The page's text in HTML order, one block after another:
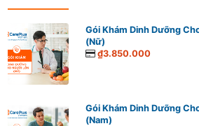
Gói Khám Dinh Dưỡng
(Nữ)
₫3.850.000
Gói Khám Dinh Dưỡng
(Nam)